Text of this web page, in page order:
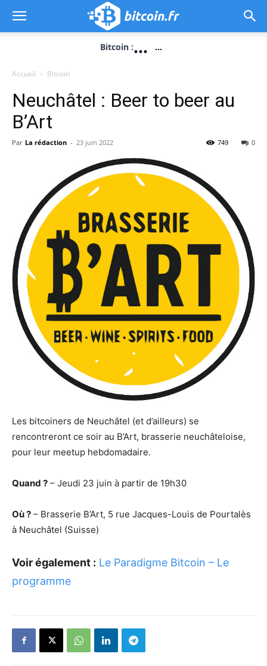
Bitcoin :... ...
Accueil Bitcoin
Neuchâtel : Beer to beer au
B’Art
Par La rédaction - 23 juin 2022 0
749
Les bitcoiners de Neuchâtel (et d’ailleurs) se
rencontreront ce soir au B’Art, brasserie neuchâteloise,
pour leur meetup hebdomadaire.
Quand ? – Jeudi 23 juin à partir de 19h30
Où ? – Brasserie B’Art, 5 rue Jacques-Louis de Pourtalès
à Neuchâtel (Suisse)
Voir également : Le Paradigme Bitcoin – Le
programme